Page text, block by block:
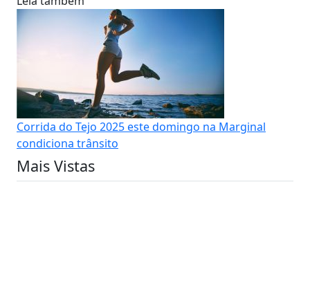
Corrida do Tejo 2025 este domingo na Marginal
condiciona trânsito
Mais Vistas